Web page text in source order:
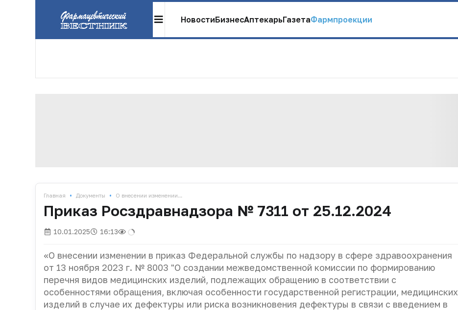
НовостиБизнесАптекарьГазетаФармпроекции
Главная • Документы • О внесении изменении...
Приказ Росздравнадзора № 7311 от 25.12.2024
10.01.2025 16:13
«О внесении изменении в приказ Федеральной службы по надзору в сфере здравоохранения
от 13 ноября 2023 г. № 8003 "О создании межведомственной комиссии по формированию
перечня видов медицинских изделий, подлежащих обращению в соответствии с
особенностями обращения, включая особенности государственной регистрации‚ медицинских
изделий в случае их дефектуры или риска возникновения дефектуры в связи с введением в